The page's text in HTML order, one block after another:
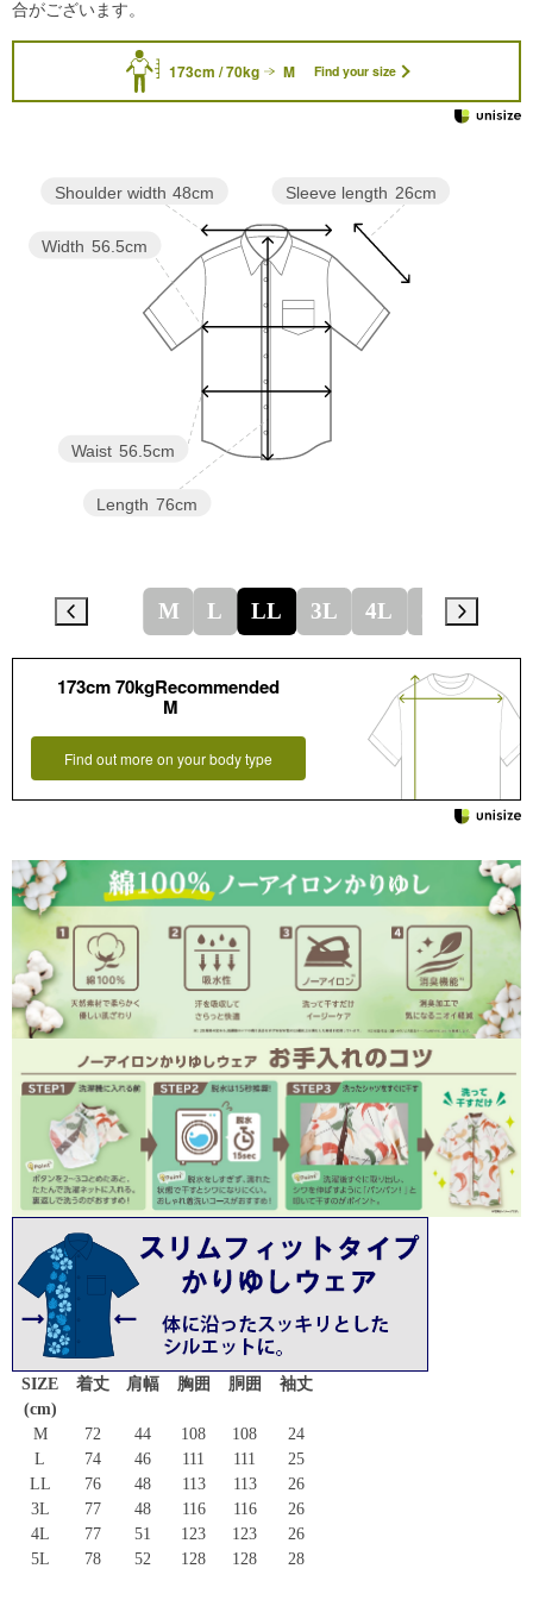
173cm / 70kg M Find your size
Sleeve length 26cm
Length 76cm
Waist 56.5cm
Width 56.5cm
Shoulder width 48cm
M L LL 3L 4L
173cm 70kgRecommended
M
Find out more on your body type
SIZE
(cm)
着丈 肩幅 胸囲 胴囲 袖丈
M 72 44 108 108
24
L
74 46 111 111
25
LL
76 48 113 113
26
3L
77 48 116 116
26
4L
77 51 123 123
26
5L
78 52 128 128 28
合がございます。